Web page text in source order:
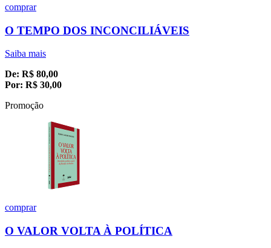
comprar
O TEMPO DOS INCONCILIÁVEIS
Saiba mais
De: R$ 80,00
Por: R$ 30,00
Promoção
comprar
O VALOR VOLTA À POLÍTICA